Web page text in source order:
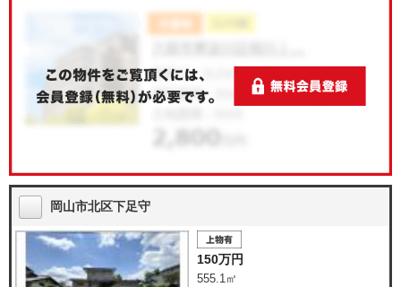
岡山市北区下足守
150万円
555.1㎡